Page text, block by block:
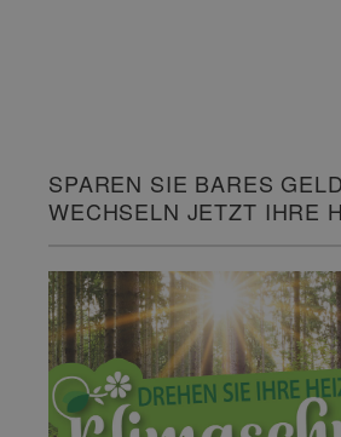
SPAREN SIE BARES
WECHSELN JETZT IHRE